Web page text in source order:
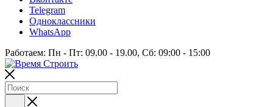
Telegram
Одноклассники
WhatsApp
Работаем: Пн - Пт: 09.00 - 19.00, Сб: 09:00 - 15:00